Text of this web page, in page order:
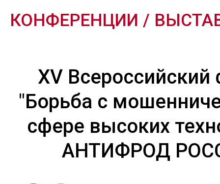
КОНФЕРЕНЦИИ /
XV
"Борьба с
сфере высоких
АНТИФРОД